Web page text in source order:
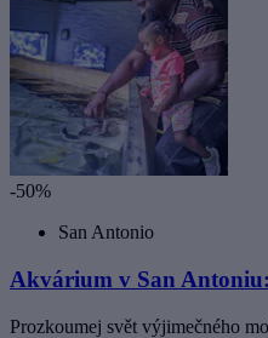
-50%
San Antonio
Akvárium v San
Prozkoumej svět výjimečného